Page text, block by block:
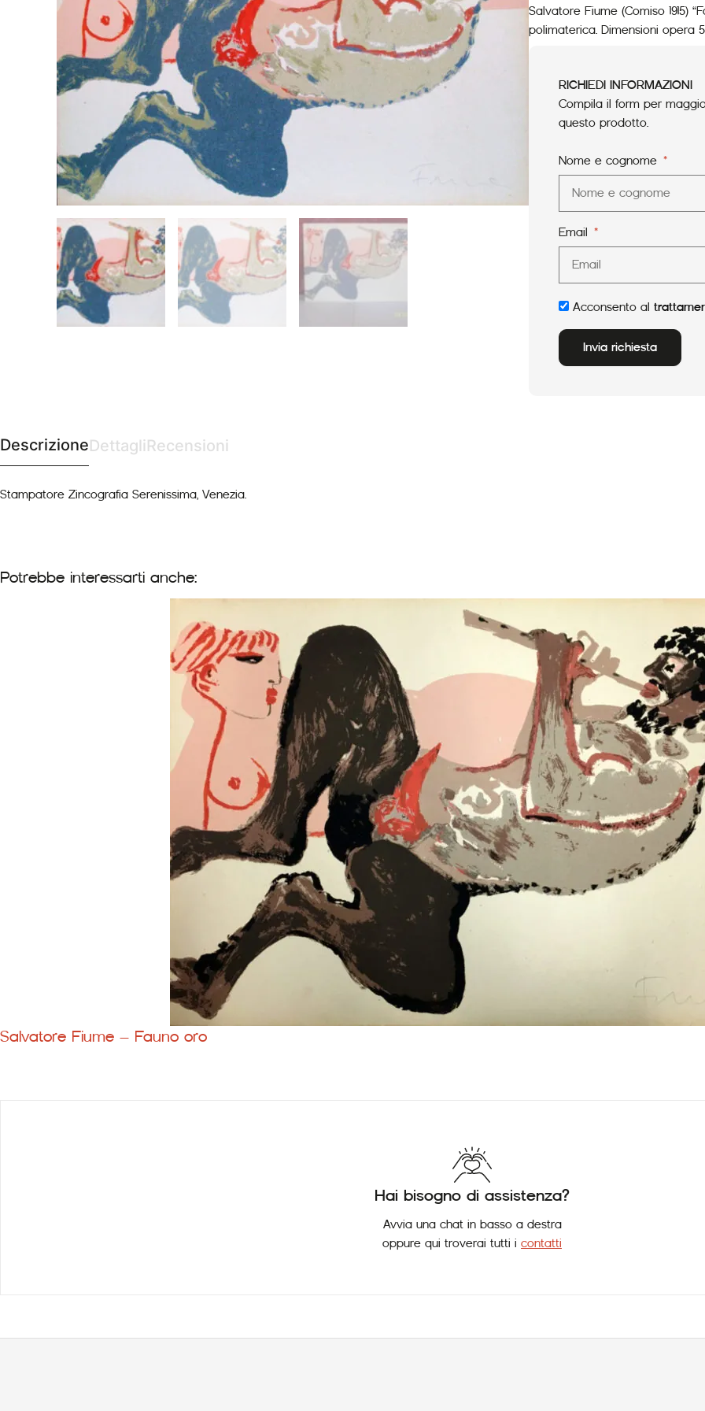
Salvatore Fiume (Comiso 1915)
polimaterica. Dimensioni opera
RICHIEDI INFORMAZIONI
Compila il form per
questo prodotto.
Nome e cognome
Email
Acconsento al
Invia richiesta
DescrizioneDettagliRecensioni
Stampatore Zincografia Serenissima, Venezia.
Potrebbe interessarti anche:
Salvatore Fiume – Fauno oro
Hai bisogno di assistenza?
Avvia una chat in basso a destra
oppure qui troverai tutti i contatti